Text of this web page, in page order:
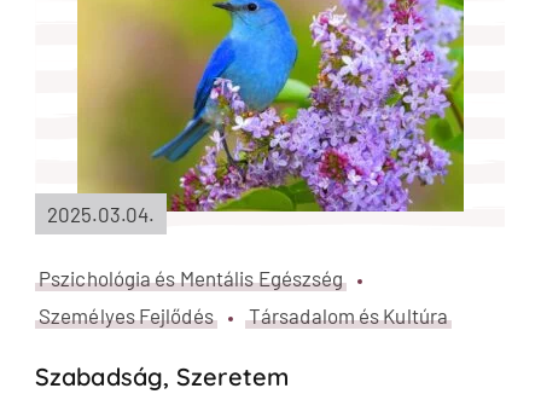
2025.03.04.
Pszichológia és Mentális Egészség
Személyes Fejlődés
Társadalom és Kultúra
Szabadság, Szeretem